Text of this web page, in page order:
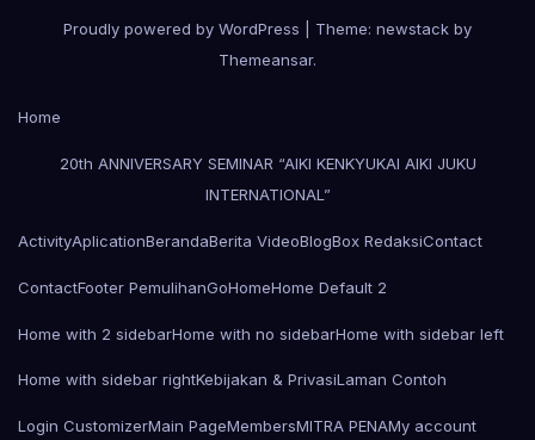
Proudly powered by WordPress
Theme: newstack by
Themeansar.
Home
20th ANNIVERSARY SEMINAR “AIKI KENKYUKAI AIKI JUKU
INTERNATIONAL”
ActivityAplicationBerandaBerita VideoBlogBox RedaksiContact
ContactFooter PemulihanGoHomeHome Default 2
Home with 2 sidebarHome with no sidebarHome with sidebar left
Home with sidebar rightKebijakan & PrivasiLaman Contoh
Login CustomizerMain PageMembersMITRA PENAMy account